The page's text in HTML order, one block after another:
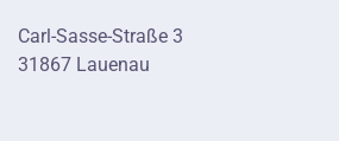
Carl-Sasse-Straße 3
31867 Lauenau